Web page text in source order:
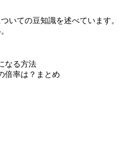
いての豆知識を述べています。
なる方法
倍率は？まとめ